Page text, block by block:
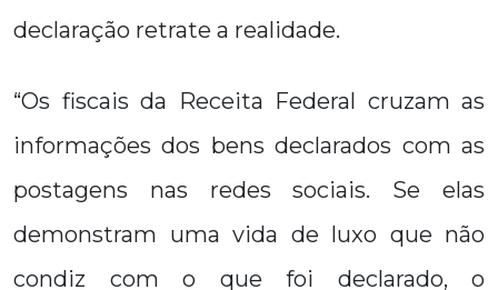
declaração retrate a realidade.
“Os fiscais da Receita Federal cruzam as
informações dos bens declarados com as
postagens nas redes sociais. Se elas
demonstram uma vida de luxo que não
condiz com o que foi declarado, o